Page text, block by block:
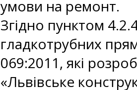
умови на ремонт.
Згідно пунктом
гладкотрубних
069:2011, які
«Львівське